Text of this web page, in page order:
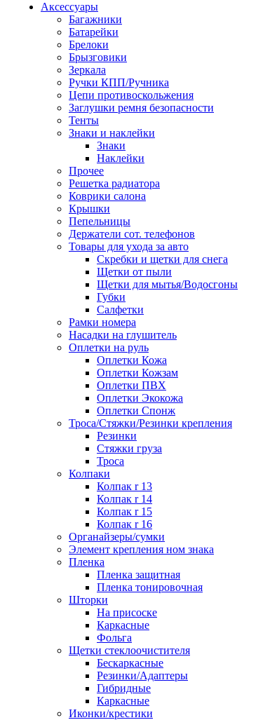
Аксессуары
Багажники
Батарейки
Брелоки
Брызговики
Зеркала
Ручки КПП/Ручника
Цепи противоскольжения
Заглушки ремня безопасности
Тенты
Знаки и наклейки
Знаки
Наклейки
Прочее
Решетка радиатора
Коврики салона
Крышки
Пепельницы
Держатели сот. телефонов
Товары для ухода за авто
Скребки и щетки для снега
Щетки от пыли
Щетки для мытья/Водосгоны
Губки
Салфетки
Рамки номера
Насадки на глушитель
Оплетки на руль
Оплетки Кожа
Оплетки Кожзам
Оплетки ПВХ
Оплетки Экокожа
Оплетки Спонж
Троса/Стяжки/Резинки крепления
Резинки
Стяжки груза
Троса
Колпаки
Колпак r 13
Колпак r 14
Колпак r 15
Колпак r 16
Органайзеры/сумки
Элемент крепления ном знака
Пленка
Пленка защитная
Пленка тонировочная
Шторки
На присоске
Каркасные
Фольга
Щетки стеклоочистителя
Бескаркасные
Резинки/Адаптеры
Гибридные
Каркасные
Иконки/крестики